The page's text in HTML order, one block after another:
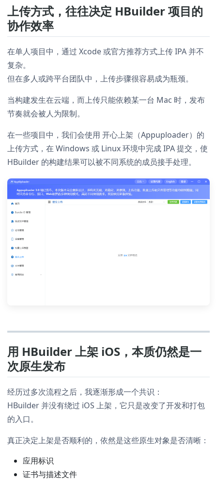
上传方式，往往决定 HBuilder 项目的
协作效率
在单人项目中，通过 Xcode 或官方推荐方式上传 IPA 并不
复杂。
但在多人或跨平台团队中，上传步骤很容易成为瓶颈。
当构建发生在云端，而上传只能依赖某一台 Mac 时，发布
节奏就会被人为限制。
在一些项目中，我们会使用 开心上架（Appuploader）的
上传方式，在 Windows 或 Linux 环境中完成 IPA 提交，使
HBuilder 的构建结果可以被不同系统的成员接手处理。
用 HBuilder 上架 iOS，本质仍然是一
次原生发布
经历过多次流程之后，我逐渐形成一个共识：
HBuilder 并没有绕过 iOS 上架，它只是改变了开发和打包
的入口。
真正决定上架是否顺利的，依然是这些原生对象是否清晰：
应用标识
证书与描述文件